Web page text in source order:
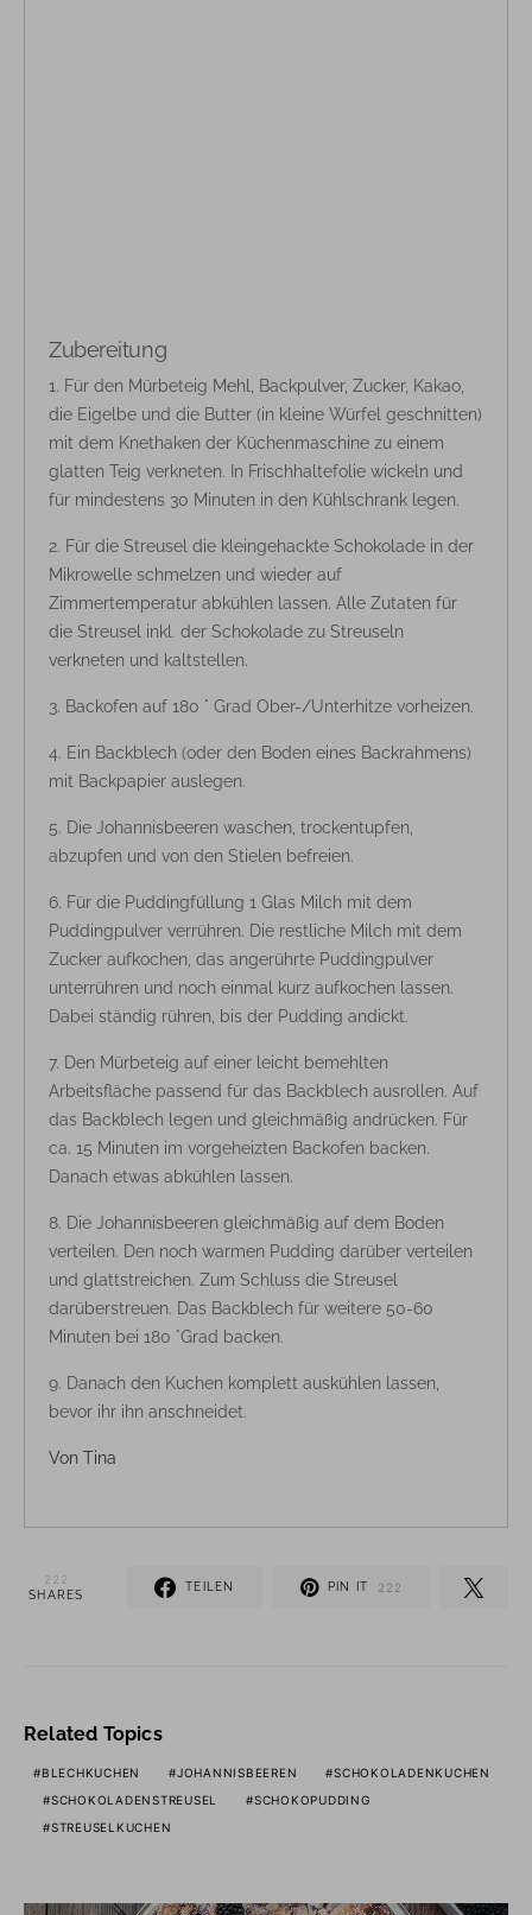
Zubereitung
Für den Mürbeteig Mehl, Backpulver, Zucker, Kakao,
die Eigelbe und die Butter (in kleine Würfel geschnitten)
mit dem Knethaken der Küchenmaschine zu einem
glatten Teig verkneten. In Frischhaltefolie wickeln und
für mindestens 30 Minuten in den Kühlschrank legen.
Für die Streusel die kleingehackte Schokolade in der
Mikrowelle schmelzen und wieder auf
Zimmertemperatur abkühlen lassen. Alle Zutaten für
die Streusel inkl. der Schokolade zu Streuseln
verkneten und kaltstellen.
Backofen auf 180 ° Grad Ober-/Unterhitze vorheizen.
Ein Backblech (oder den Boden eines Backrahmens)
mit Backpapier auslegen.
Die Johannisbeeren waschen, trockentupfen,
abzupfen und von den Stielen befreien.
Für die Puddingfüllung 1 Glas Milch mit dem
Puddingpulver verrühren. Die restliche Milch mit dem
Zucker aufkochen, das angerührte Puddingpulver
unterrühren und noch einmal kurz aufkochen lassen.
Dabei ständig rühren, bis der Pudding andickt.
Den Mürbeteig auf einer leicht bemehlten
Arbeitsfläche passend für das Backblech ausrollen. Auf
das Backblech legen und gleichmäßig andrücken. Für
ca. 15 Minuten im vorgeheizten Backofen backen.
Danach etwas abkühlen lassen.
Die Johannisbeeren gleichmäßig auf dem Boden
verteilen. Den noch warmen Pudding darüber verteilen
und glattstreichen. Zum Schluss die Streusel
darüberstreuen. Das Backblech für weitere 50-60
Minuten bei 180 °Grad backen.
Danach den Kuchen komplett auskühlen lassen,
bevor ihr ihn anschneidet.
Von Tina
222
SHARES
TEILEN PIN IT 222
Related Topics
BLECHKUCHEN JOHANNISBEEREN
SCHOKOLADENKUCHEN
SCHOKOLADENSTREUSEL
SCHOKOPUDDING
STREUSELKUCHEN